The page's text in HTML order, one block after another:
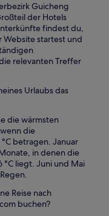
Guicheng
der Hotels
findest du,
Website startest und
relevanten Treffer
Urlaubs das
die wärmsten
die
betragen. Januar
in denen die
liegt. Juni und Mai
Reise nach
buchen?